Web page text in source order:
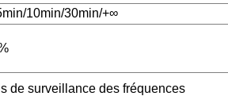
10min/30min/+∞
de surveillance des fréquences